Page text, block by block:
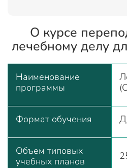
О курсе
лечебному делу
Наименование
программы
Формат обучения
Объем типовых
учебных планов